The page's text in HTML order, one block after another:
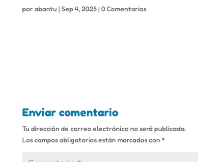
porabantu |Sep 4, 2025|0 Comentarios
Enviar comentario
Tu dirección de correo electrónico no será publicada.
Los campos obligatorios están marcados con*